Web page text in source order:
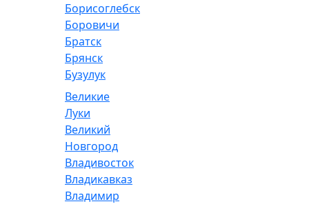
Борисоглебск
Боровичи
Братск
Брянск
Бузулук
Великие
Луки
Великий
Новгород
Владивосток
Владикавказ
Владимир